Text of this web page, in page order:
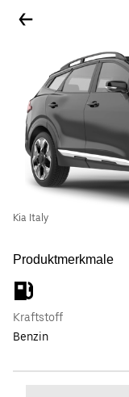
Kia Italy
Produktmerkmale
Kraftstoff
Benzin